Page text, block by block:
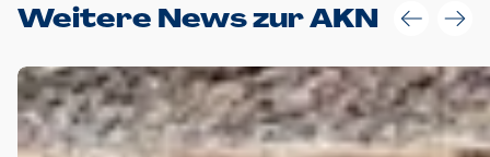
Weitere News zur AKN